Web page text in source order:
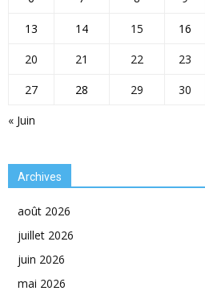
« Juin
13
14 15 16
20
21 22 23
27
28 29 30
Archives
août 2026
juillet 2026
juin 2026
mai 2026